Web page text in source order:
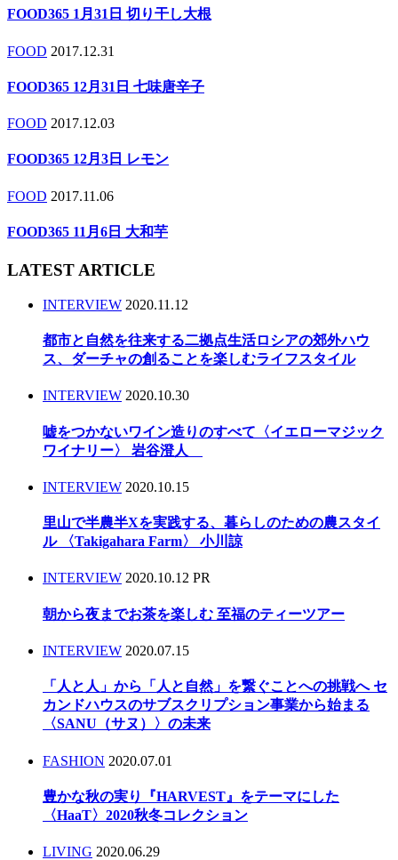
FOOD365 1月31日 切り干し大根
FOOD 2017.12.31
FOOD365 12月31日 七味唐辛子
FOOD 2017.12.03
FOOD365 12月3日 レモン
FOOD 2017.11.06
FOOD365 11月6日 大和芋
LATEST ARTICLE
INTERVIEW 2020.11.12
都市と自然を往来する二拠点生活ロシアの郊外ハウ
ス、ダーチャの創ることを楽しむライフスタイル
INTERVIEW 2020.10.30
嘘をつかないワイン造りのすべて〈イエローマジック
ワイナリー〉 岩谷澄人
INTERVIEW 2020.10.15
里山で半農半Xを実践する、暮らしのための農スタイ
ル 〈Takigahara Farm〉 小川諒
INTERVIEW 2020.10.12 PR
朝から夜までお茶を楽しむ 至福のティーツアー
INTERVIEW 2020.07.15
「人と人」から「人と自然」を繋ぐことへの挑戦へ セ
カンドハウスのサブスクリプション事業から始まる
〈SANU（サヌ）〉の未来
FASHION 2020.07.01
豊かな秋の実り『HARVEST』をテーマにした
〈HaaT〉2020秋冬コレクション
LIVING 2020.06.29